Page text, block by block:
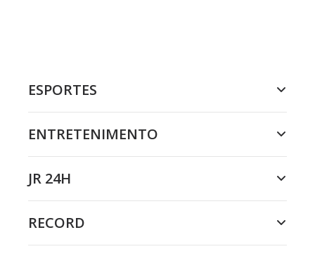
ESPORTES
ENTRETENIMENTO
JR 24H
RECORD